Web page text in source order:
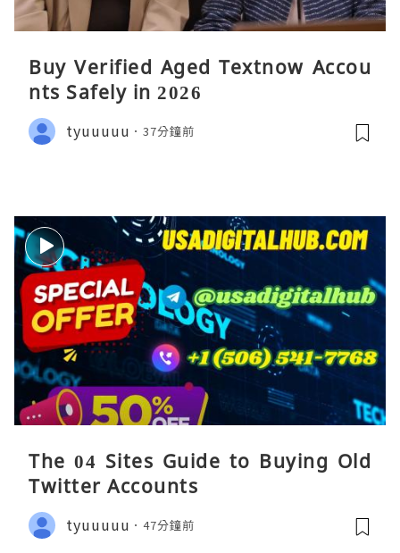
Buy Verified Aged Textnow Accou
nts Safely in 2026
tyuuuuu 37分鐘前
The 04 Sites Guide to Buying Old
Twitter Accounts
tyuuuuu 47分鐘前